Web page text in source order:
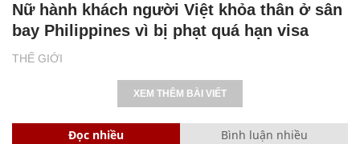
THẾ GIỚI
Nữ hành khách người Việt khỏa thân ở sân
bay Philippines vì bị phạt quá hạn visa
XEM THÊM BÀI VIẾT
Đọc nhiều Bình luận nhiều